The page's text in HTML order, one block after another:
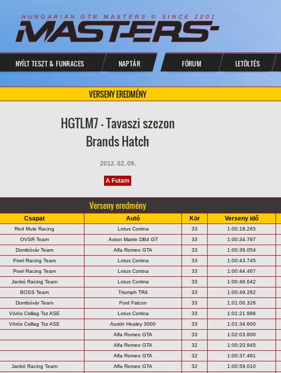
H U N G A R I A N G T R M A S T E R S © S I N C E 2 0 0 1
NYÍLT TESZT & FUNRACES NAPTÁR FÓRUM LETÖLTÉS
VERSENY EREDMÉNY
HGTLM7 - Tavaszi szezon
Brands Hatch
2012. 02. 09.
A Futam
Verseny eredmény
Csapat Autó Kör Verseny idő
Red Mule Racing Lotus Cortina 33 1:00:18.265
OVSR Team Aston Martin DB4 GT 33 1:00:34.787
Dombóvár Team Alfa Romeo GTA 33 1:00:39.054
Pixel Racing Team Lotus Cortina 33 1:00:43.745
Pixel Racing Team Lotus Cortina 33 1:00:44.467
Jankó Racing Team Lotus Cortina 33 1:00:48.642
BOSS Team Triumph TR4 33 1:00:49.262
Dombóvár Team Ford Falcon 33 1:01:06.326
Vörös Csillag Tsz ASE Lotus Cortina 33 1:01:21.986
Vörös Csillag Tsz ASE Austin Healey 3000 33 1:01:34.600
Alfa Romeo GTA 33 1:02:03.800
Alfa Romeo GTA 32 1:00:20.945
Alfa Romeo GTA 32 1:00:37.481
Jankó Racing Team Alfa Romeo GTA 32 1:00:59.010